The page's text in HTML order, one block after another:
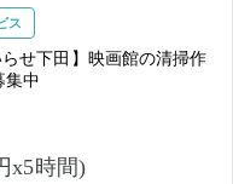
ス
らせ下田】映画館の清掃作
集中
x5時間)